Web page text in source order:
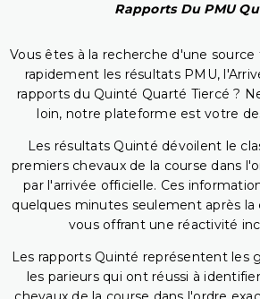
Rapports Du PMU
Vous êtes à la recherche d'une
rapidement les résultats PMU,
rapports du Quinté Quarté Tiercé ?
loin, notre plateforme est votre
Les résultats Quinté dévoilent le
premiers chevaux de la course dans
par l'arrivée officielle. Ces
quelques minutes seulement après la
vous offrant une réactivité
Les rapports Quinté représentent les
les parieurs qui ont réussi à